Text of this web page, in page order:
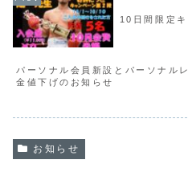
10日間限定
パーソナル会員新設とパーソナル
金値下げのお知らせ
お知らせ